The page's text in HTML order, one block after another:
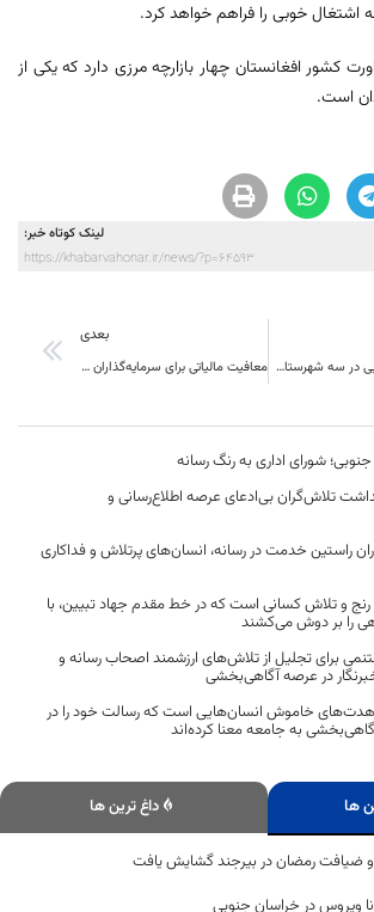
اشتغال خوبی را فراهم خواهد کرد.
کشور افغانستان چهار بازارچه مرزی دارد که یکی از
است.
لینک کوتاه خبر:
https://khabarvahonar.ir/news/?p=64593
گازرسانی روستایی در سه شهرستان قاینات، سرایان و فردوس خراسان جنوبی تکمیل شد
بعدی
معافیت مالیاتی برای سرمایه‌گذاران در نهبندان و سربیشه لحاظ شد
شورای اداری به رنگ رسانه
تلاش‌گران بی‌ادعای عرصه اطلاع‌رسانی و
راستین خدمت در رسانه، انسان‌های پرتلاش و فداکاری
رنج و تلاش کسانی است که در خط مقدم جهاد تبیین، با
را بر دوش می‌کشند
برای تجلیل از تلاش‌های ارزشمند اصحاب رسانه و
در عرصه آگاهی‌بخشی
خاموش انسان‌هایی است که رسالت خود را در
به جامعه معنا کرده‌اند
ها داغ ترین ها
و ضیافت رمضان در بیرجند گشایش یافت
ویروس در خراسان جنوبی